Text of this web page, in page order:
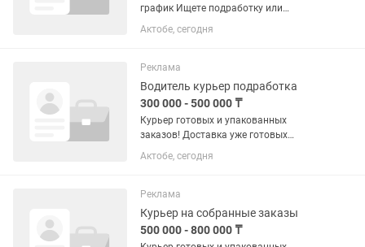
график Ищете подработку или
стабильный доход без офиса?
WildBerries набирает курьеров 💜 Что
ближайших ПВЗ 🏠 Доставлять
клиентам...
Актобе, сегодня
Реклама
Водитель курьер подработка
300 000 - 500 000 ₸
Курьер готовых и упакованных
заказов! Доставка уже готовых
заказов по городу Доход до 2500 тенге
в час • гибкий график • работа в
зависит от формата доставки и...
Актобе, сегодня
Реклама
Курьер на собранные заказы
500 000 - 800 000 ₸